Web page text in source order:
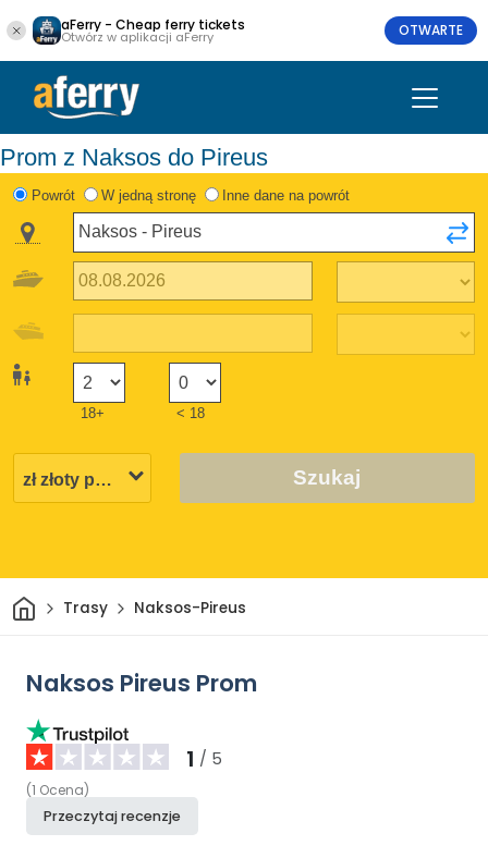
aFerry - Cheap ferry tickets
Otwórz w aplikacji aFerry OTWARTE
Prom z Naksos do Pireus
Powrót W jedną stronę Inne dane na powrót
18+ < 18
Szukaj
DomTrasy Naksos-Pireus
Naksos Pireus Prom
1 / 5
(1 Ocena)
Przeczytaj recenzje